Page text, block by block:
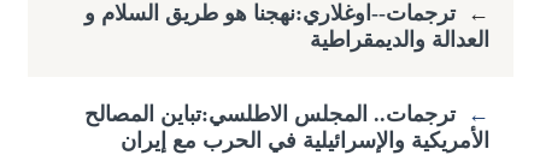
← ترجمات--اوغلاري:نهجنا هو طريق السلام و
العدالة والديمقراطية
← ترجمات.. المجلس الاطلسي:تباين المصالح
الأمريكية والإسرائيلية في الحرب مع إيران